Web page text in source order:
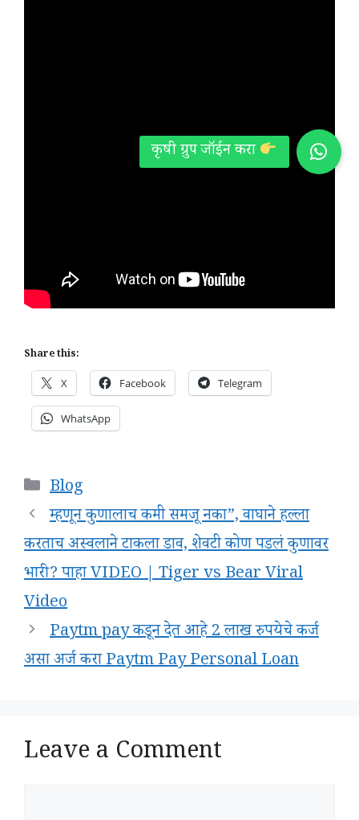
Share this:
X Facebook Telegram
WhatsApp
Categories
Blog
म्हणून कुणालाच कमी समजू नका”, वाघाने हल्ला
करताच अस्वलाने टाकला डाव, शेवटी कोण पडलं कुणावर
भारी? पाहा VIDEO | Tiger vs Bear Viral
Video
Paytm pay कडून देत आहे 2 लाख रुपयेचे कर्ज
असा अर्ज करा Paytm Pay Personal Loan
Leave a Comment